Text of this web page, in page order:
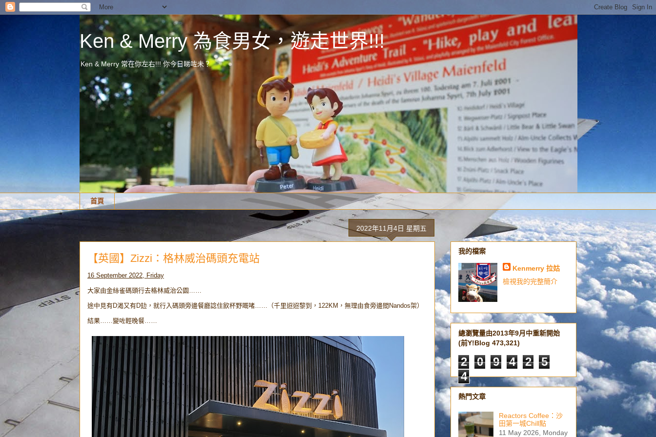
Ken & Merry 為食男女，遊走世界!!!
Ken & Merry 常在你左右!!! 你今日睇咗未？
首頁
2022年11月4日 星期五
【英國】Zizzi：格林威治碼頭充電站
16 September 2022, Friday
大家由金絲雀碼頭行去格林威治公園……
途中見有D渴又有D攰，就行入碼頭旁邊餐廳諗住飲杯野嘅啫……（千里迢迢黎到，122KM，無理由食旁邊間Nandos架）
結果……變咗輕晚餐……
我的檔案
Kenmerry 拉姑
檢視我的完整簡介
總瀏覽量由2013年9月中重新開始
(前Y!Blog 473,321)
2 0 9 4 2
5
4
熱門文章
Reactors Coffee：沙
田第一城Chill點
11 May 2026, Monday